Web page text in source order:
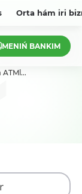
Orta hám iri
MENIŃ BANKIM